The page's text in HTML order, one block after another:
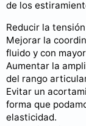
de los
Reducir la
Mejorar la
fluido y con
Aumentar la
del rango
Evitar un
forma que
elasticidad.